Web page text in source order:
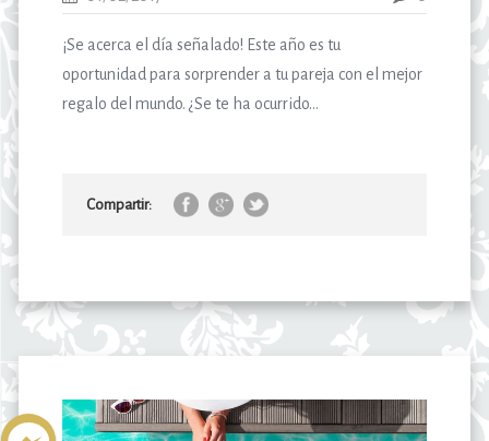
¡Se acerca el día señalado! Este año es tu
oportunidad para sorprender a tu pareja con el mejor
regalo del mundo. ¿Se te ha ocurrido...
Compartir: